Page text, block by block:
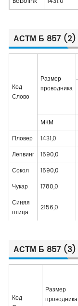
АСТМ Б 857 (2)
Код
Слово
Размер
проводника
МКМ
Пловер
1431,0
Лепвинг
1590,0
Сокол
1590,0
Чукар
1780,0
Синяя
птица
2156,0
АСТМ Б 857 (3)
Код
Размер
проводника